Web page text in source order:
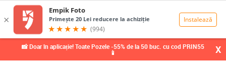
📸 Doar în aplicație! Toate Pozele -55% de la 50 buc. cu cod PRIN55
📱 X